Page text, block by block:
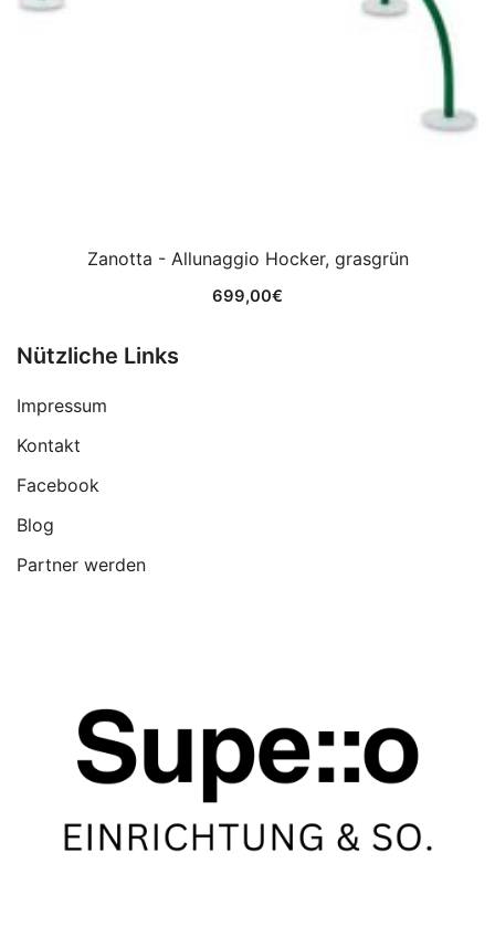
Zanotta - Allunaggio Hocker, grasgrün
699,00€
Nützliche Links
Impressum
Kontakt
Facebook
Blog
Partner werden